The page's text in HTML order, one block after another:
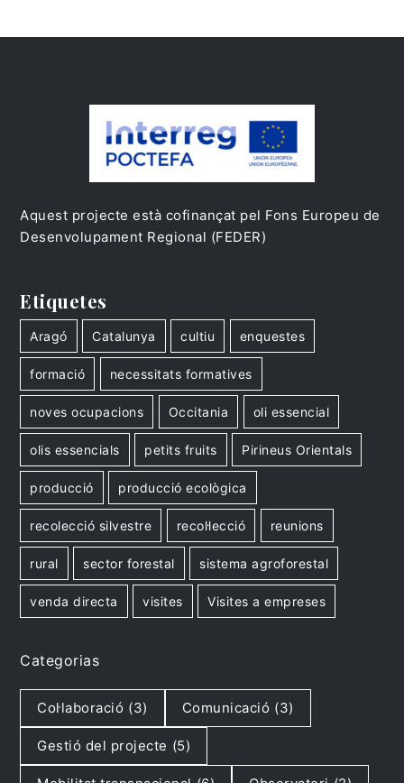
Aquest projecte està cofinançat pel Fons Europeu de
Desenvolupament Regional (FEDER)
Etiquetes
Aragó Catalunya cultiu enquestes
formació necessitats formatives
noves ocupacions Occitania oli essencial
olis essencials petits fruits Pirineus Orientals
producció producció ecològica
recolecció silvestre recol·lecció reunions
rural sector forestal sistema agroforestal
venda directa visites Visites a empreses
Categorias
Col·laboració (3) Comunicació (3)
Gestió del projecte (5)